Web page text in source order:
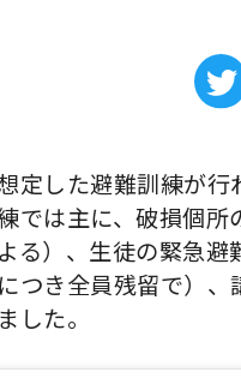
定した避難訓練が行
では主に、破損個所
る）、生徒の緊急避
つき全員残留で）、
した。